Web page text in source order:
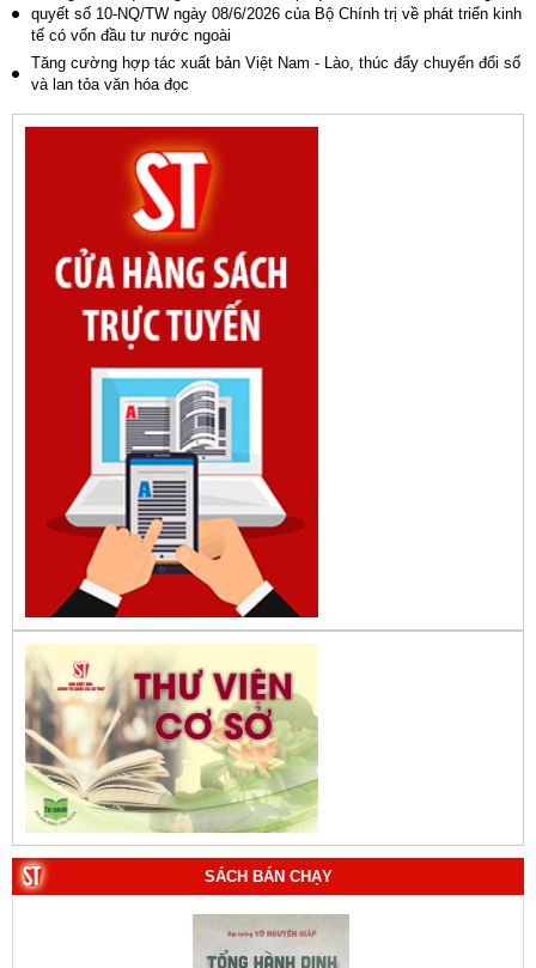
quyết số 10-NQ/TW ngày 08/6/2026 của Bộ Chính trị về phát triển kinh
tế có vốn đầu tư nước ngoài
Tăng cường hợp tác xuất bản Việt Nam - Lào, thúc đẩy chuyển đổi số
và lan tỏa văn hóa đọc
SÁCH BÁN CHẠY